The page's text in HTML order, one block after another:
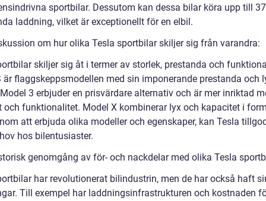
sportbilar. Dessutom kan dessa bilar köra upp till
laddning, vilket är exceptionellt för en elbil.
om hur olika Tesla sportbilar skiljer sig från varandra:
skiljer sig åt i termer av storlek, prestanda och
är flaggskeppsmodellen med sin imponerande prestanda och
3 erbjuder en prisvärdare alternativ och är mer inriktad
och funktionalitet. Model X kombinerar lyx och kapacitet i
att erbjuda olika modeller och egenskaper, kan Tesla
hos bilentusiaster.
genomgång av för- och nackdelar med olika Tesla
har revolutionerat bilindustrin, men de har också haft
Till exempel har laddningsinfrastrukturen och kostnaden